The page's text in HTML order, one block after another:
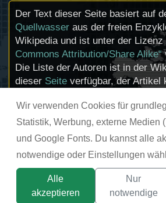
Wir verwenden Cookies für
Statistik, Werbung, externe Medien
und Google Fonts. Du kannst alle
notwendige oder Einstellungen
Alle
akzeptieren
Nur
notwendige
Der Text dieser Seite basiert auf
Quellwasser aus der freien
Wikipedia und ist unter der Lizenz
Commons Attribution/Share Alike“
Die Liste der Autoren ist in der
dieser Seite verfügbar, der Artikel
Urhebern und zum Lizenzstatus
Mediendateien (etwa Bilder oder
im Regelfall durch Anklicken
© chemie-schule.de